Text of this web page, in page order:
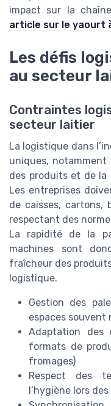
impact sur la
article sur le yaourt
Les défis
au secteur
Contraintes
secteur laitier
La logistique dans
uniques, notamment
des produits et de la
Les entreprises
de caisses, cartons,
respectant des
La rapidité de la
machines sont
fraîcheur des
logistique.
Gestion des
espaces souvent
Adaptation des
formats de
fromages)
Respect des
l’hygiène lors